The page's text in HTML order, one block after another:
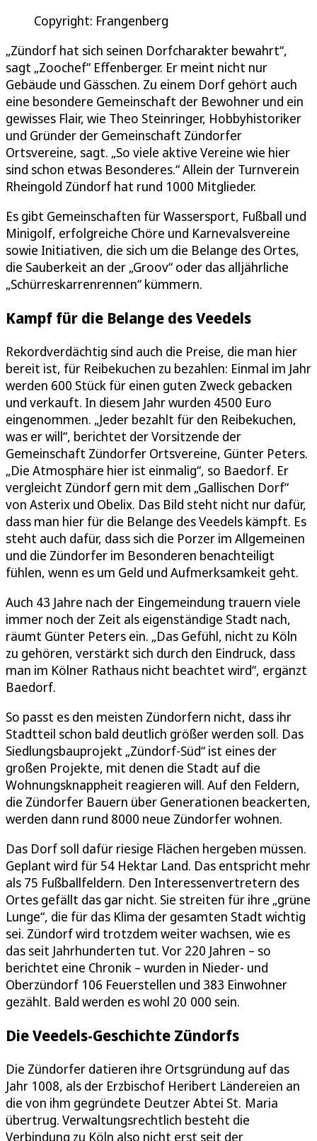
Copyright: Frangenberg
„Zündorf hat sich seinen Dorfcharakter bewahrt“,
sagt „Zoochef“ Effenberger. Er meint nicht nur
Gebäude und Gässchen. Zu einem Dorf gehört auch
eine besondere Gemeinschaft der Bewohner und ein
gewisses Flair, wie Theo Steinringer, Hobbyhistoriker
und Gründer der Gemeinschaft Zündorfer
Ortsvereine, sagt. „So viele aktive Vereine wie hier
sind schon etwas Besonderes.“ Allein der Turnverein
Rheingold Zündorf hat rund 1000 Mitglieder.
Es gibt Gemeinschaften für Wassersport, Fußball und
Minigolf, erfolgreiche Chöre und Karnevalsvereine
sowie Initiativen, die sich um die Belange des Ortes,
die Sauberkeit an der „Groov“ oder das alljährliche
„Schürreskarrenrennen“ kümmern.
Kampf für die Belange des Veedels
Rekordverdächtig sind auch die Preise, die man hier
bereit ist, für Reibekuchen zu bezahlen: Einmal im Jahr
werden 600 Stück für einen guten Zweck gebacken
und verkauft. In diesem Jahr wurden 4500 Euro
eingenommen. „Jeder bezahlt für den Reibekuchen,
was er will“, berichtet der Vorsitzende der
Gemeinschaft Zündorfer Ortsvereine, Günter Peters.
„Die Atmosphäre hier ist einmalig“, so Baedorf. Er
vergleicht Zündorf gern mit dem „Gallischen Dorf“
von Asterix und Obelix. Das Bild steht nicht nur dafür,
dass man hier für die Belange des Veedels kämpft. Es
steht auch dafür, dass sich die Porzer im Allgemeinen
und die Zündorfer im Besonderen benachteiligt
fühlen, wenn es um Geld und Aufmerksamkeit geht.
Auch 43 Jahre nach der Eingemeindung trauern viele
immer noch der Zeit als eigenständige Stadt nach,
räumt Günter Peters ein. „Das Gefühl, nicht zu Köln
zu gehören, verstärkt sich durch den Eindruck, dass
man im Kölner Rathaus nicht beachtet wird“, ergänzt
Baedorf.
So passt es den meisten Zündorfern nicht, dass ihr
Stadtteil schon bald deutlich größer werden soll. Das
Siedlungsbauprojekt „Zündorf-Süd“ ist eines der
großen Projekte, mit denen die Stadt auf die
Wohnungsknappheit reagieren will. Auf den Feldern,
die Zündorfer Bauern über Generationen beackerten,
werden dann rund 8000 neue Zündorfer wohnen.
Das Dorf soll dafür riesige Flächen hergeben müssen.
Geplant wird für 54 Hektar Land. Das entspricht mehr
als 75 Fußballfeldern. Den Interessenvertretern des
Ortes gefällt das gar nicht. Sie streiten für ihre „grüne
Lunge“, die für das Klima der gesamten Stadt wichtig
sei. Zündorf wird trotzdem weiter wachsen, wie es
das seit Jahrhunderten tut. Vor 220 Jahren – so
berichtet eine Chronik – wurden in Nieder- und
Oberzündorf 106 Feuerstellen und 383 Einwohner
gezählt. Bald werden es wohl 20 000 sein.
Die Veedels-Geschichte Zündorfs
Die Zündorfer datieren ihre Ortsgründung auf das
Jahr 1008, als der Erzbischof Heribert Ländereien an
die von ihm gegründete Deutzer Abtei St. Maria
übertrug. Verwaltungsrechtlich besteht die
Verbindung zu Köln also nicht erst seit der